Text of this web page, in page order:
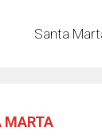
Santa
MARTA